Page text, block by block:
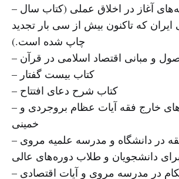
– کتاب نقطه‌های آغاز در اخلاق عملی (کتاب سال
که تاکنون بیش از سی بار تجدید
چاپ شده است.)
و مبانی اقتصاد اسلامی در قرآن
– کتاب بیست گفتار
– کتاب شرح دعای افتتاح
– تقریرات درس‌های خارج فقه آیات عظام بروجردی و
خمینی
– تدریس خارج فقه در دانشگاه و مدرسه علمیه مروی
دانشجویان و طلاب دوره‌های عالی
– تدریس آیات الاحکام در مدرسه مروی و آیات اقتصادی